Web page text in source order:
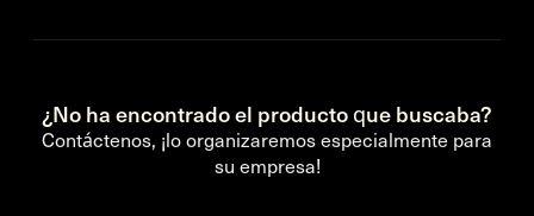
¿No ha encontrado el producto que buscaba?
Contáctenos, ¡lo organizaremos especialmente para
su empresa!